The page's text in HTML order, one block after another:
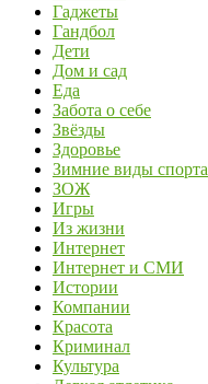
Гаджеты
Гандбол
Дети
Дом и сад
Еда
Забота о себе
Звёзды
Здоровье
Зимние виды спорта
ЗОЖ
Игры
Из жизни
Интернет
Интернет и СМИ
Истории
Компании
Красота
Криминал
Культура